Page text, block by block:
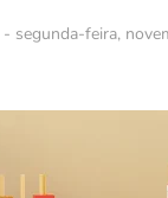
- segunda-feira,